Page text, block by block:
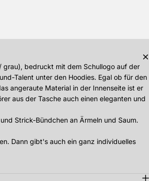
bedruckt mit dem Schullogo auf der
Talent unter den Hoodies. Egal ob für den
angeraute Material in der Innenseite ist er
aus der Tasche auch einen eleganten und
Strick-Bündchen an Ärmeln und Saum.
Dann gibt's auch ein ganz individuelles